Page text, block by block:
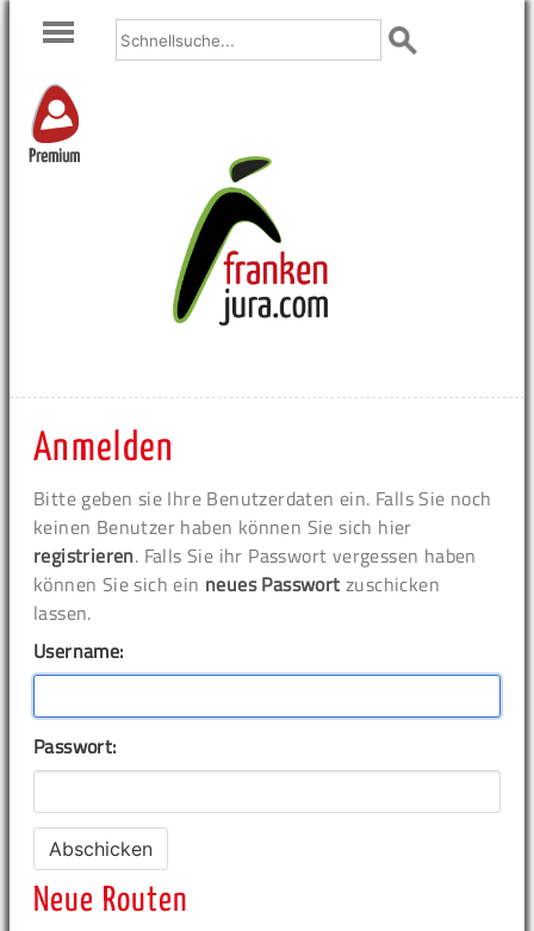
Premium
Anmelden
Bitte geben sie Ihre Benutzerdaten ein. Falls Sie noch
keinen Benutzer haben können Sie sich hier
registrieren. Falls Sie ihr Passwort vergessen haben
können Sie sich ein neues Passwort zuschicken
lassen.
Username:
Passwort:
Neue Routen